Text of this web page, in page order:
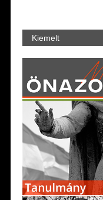
Kiemelt